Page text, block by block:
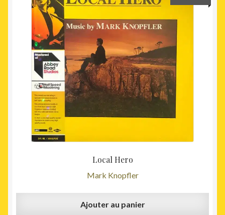
Local Hero
Mark Knopfler
Ajouter au panier